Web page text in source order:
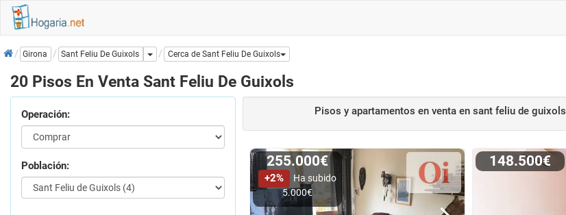
InicioGirona Sant Feliu De Guixols Dropdown
Cerca de Sant Feliu De Guixols
20 Pisos En Venta Sant Feliu De Guixols
Operación:
Población:
Pisos y apartamentos en ventaen sant feliu de guixols
255.000€
+2%
Ha subido
5.000€
148.500€